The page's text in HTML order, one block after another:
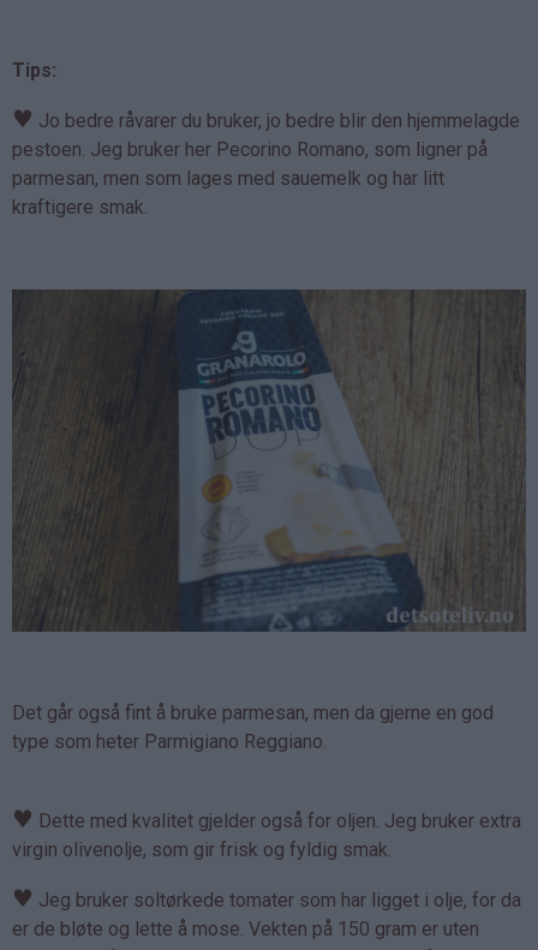
Tips:
♥ Jo bedre råvarer du bruker, jo bedre blir den hjemmelagde
pestoen. Jeg bruker her Pecorino Romano, som ligner på
parmesan, men som lages med sauemelk og har litt
kraftigere smak.
Det går også fint å bruke parmesan, men da gjerne en god
type som heter Parmigiano Reggiano.
♥ Dette med kvalitet gjelder også for oljen. Jeg bruker extra
virgin olivenolje, som gir frisk og fyldig smak.
♥ Jeg bruker soltørkede tomater som har ligget i olje, for da
er de bløte og lette å mose. Vekten på 150 gram er uten